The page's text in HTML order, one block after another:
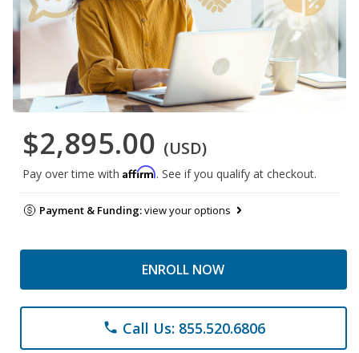
$2,895.00 (USD)
Pay over time with Affirm. See if you qualify at checkout.
Payment & Funding:view your options
ENROLL NOW
phone Call Us: 855.520.6806